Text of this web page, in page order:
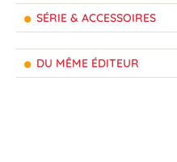
SÉRIE & ACCESSOIRES
DU MÊME ÉDITEUR